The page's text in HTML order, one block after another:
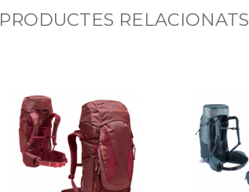
PRODUCTES RELACIONATS